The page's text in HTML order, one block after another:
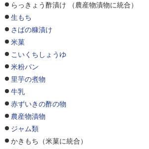
らっきょう酢漬け （農産物漬物に統合）
生もち
さばの糠漬け
米菓
こいくちしょうゆ
米粉パン
里芋の煮物
牛乳
赤ずいきの酢の物
農産物漬物
ジャム類
かきもち（米菓に統合）